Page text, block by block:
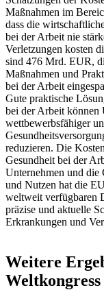
Maßnahmen im
dass die
bei der Arbeit nie
Verletzungen kosten
sind 476 Mrd. EUR,
Maßnahmen und
bei der Arbeit
Gute praktische
bei der Arbeit können
wettbewerbsfähiger
reduzieren. Die
Gesundheit bei der
Unternehmen und die
und Nutzen hat die
weltweit verfügbaren
präzise und aktuelle
Erkrankungen und
Weitere